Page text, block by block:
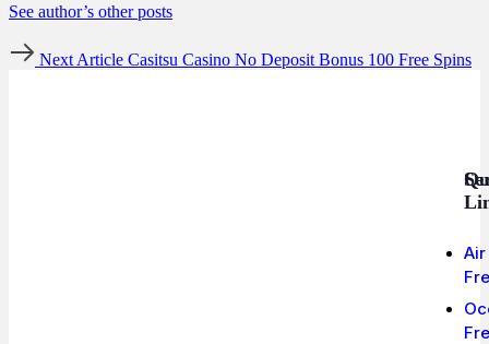
See author’s other posts
Next Article Casitsu Casino No Deposit Bonus 100 Free Spins
Air